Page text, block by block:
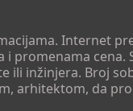
Internet
promenama cena.
ili inžinjera. Broj
arhitektom, da